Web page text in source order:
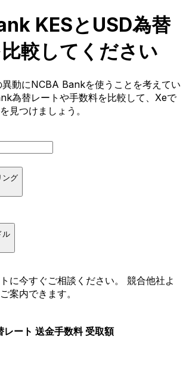
KESとUSD為替
較してください
動にNCBA Bankを使うことを考えてい
為替レートや手数料を比較して、Xeで
見つけましょう。
ング
ル
に今すぐご相談ください。 競合他社よ
案内できます。
レート 送金手数料 受取額